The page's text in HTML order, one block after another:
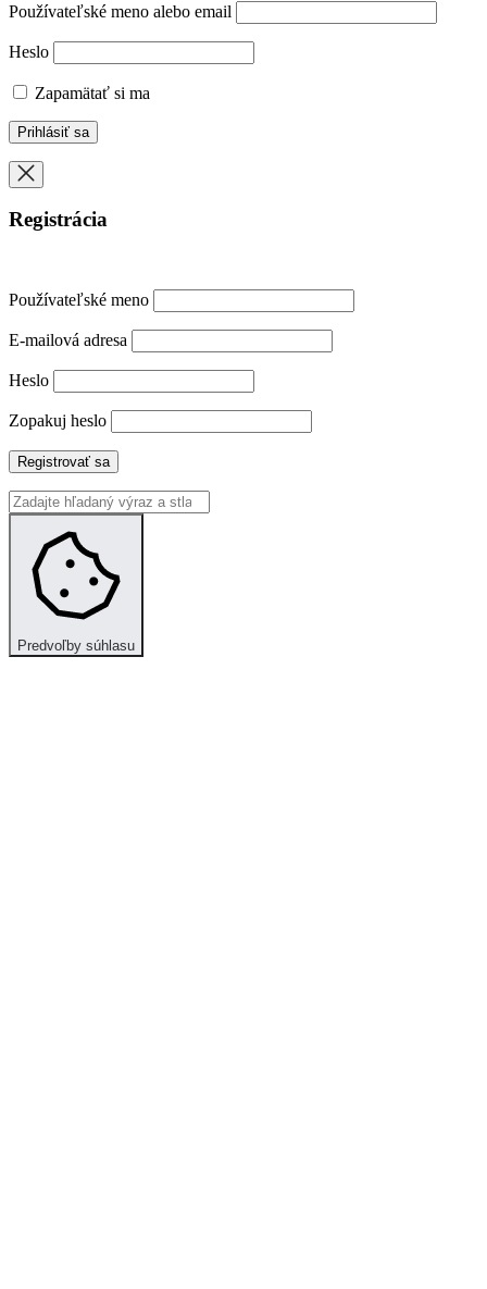
Používateľské meno alebo email
Heslo
Zapamätať si ma
Registrácia
Používateľské meno
E-mailová adresa
Heslo
Zopakuj heslo
Registrovať sa
Predvoľby súhlasu